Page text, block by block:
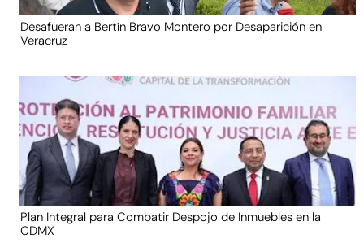
Desafueran a Bertín Bravo Montero por Desaparición en
Veracruz
Plan Integral para Combatir Despojo de Inmuebles en la
CDMX